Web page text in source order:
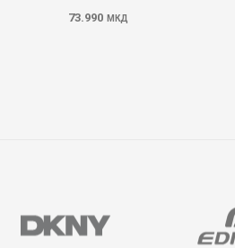
73.990 МКД